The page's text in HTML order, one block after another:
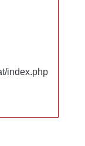
index.php
index.php